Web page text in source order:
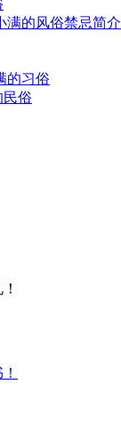
满的风俗禁忌简介
的习俗
俗